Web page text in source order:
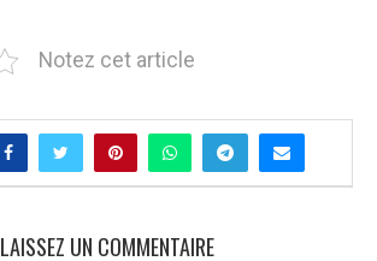
Notez cet article
LAISSEZ UN COMMENTAIRE